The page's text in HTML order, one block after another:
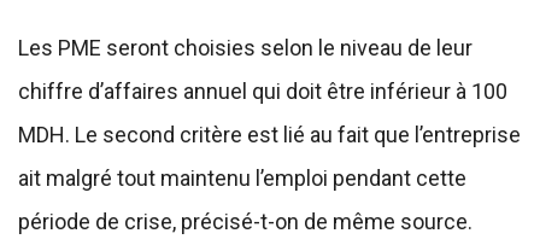
Les PME seront choisies selon le niveau de leur
chiffre d’affaires annuel qui doit être inférieur à 100
MDH. Le second critère est lié au fait que l’entreprise
ait malgré tout maintenu l’emploi pendant cette
période de crise, précisé-t-on de même source.